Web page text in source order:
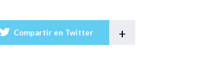
Compartir en Twitter +